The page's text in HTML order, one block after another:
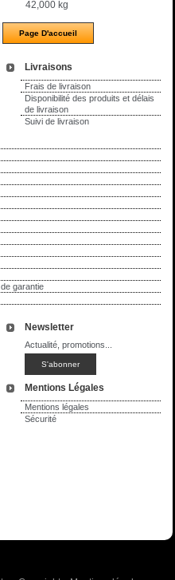
Livraisons
Frais de livraison
Disponibilité des produits et délais
de livraison
Suivi de livraison
garantie
Newsletter
Actualité, promotions...
Mentions Légales
Mentions légales
Sécurité
42,000 kg